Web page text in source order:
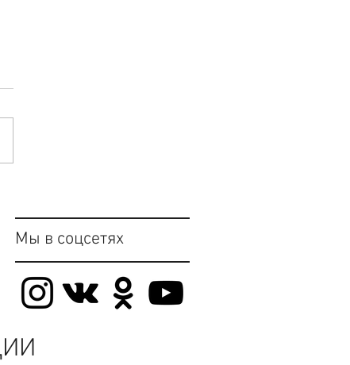
Мы в соцсетях